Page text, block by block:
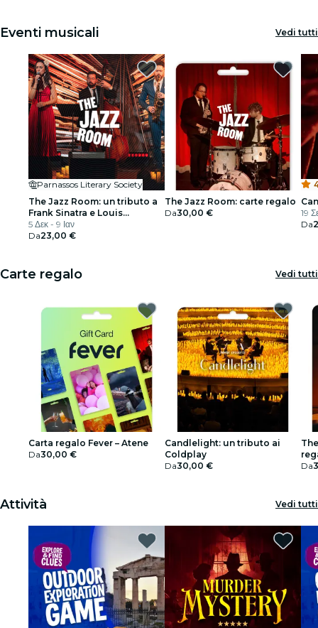
Cinema
Eventi musicali Vedi tutti
Parnassos Literary Society
The Jazz Room: un tributo a
Frank Sinatra e Louis
Armstrong
5 Δεκ - 9 Ιαν
Da23,00 €
The Jazz Room: carte regalo
Da30,00 €
19
Da
Carte regalo Vedi tutti
Carta regalo Fever – Atene
Da30,00 €
Candlelight: un tributo ai
Coldplay
Da30,00 €
Da
Attività Vedi tutti